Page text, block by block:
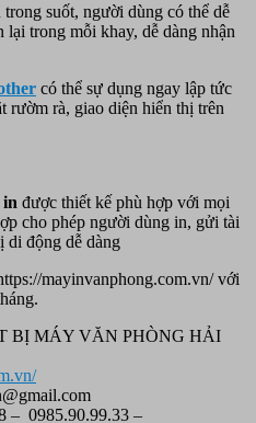
suốt, người dùng có thể dễ
lại trong mỗi khay, dễ dàng nhận
có thể sự dụng ngay lập tức
rườm rà, giao diện hiển thị trên
in được thiết kế phù hợp với mọi
cho phép người dùng in, gửi tài
di động dễ dàng
mayinvanphong.com.vn/ với
BỊ MÁY VĂN PHÒNG HẢI
– 0985.90.99.33 –